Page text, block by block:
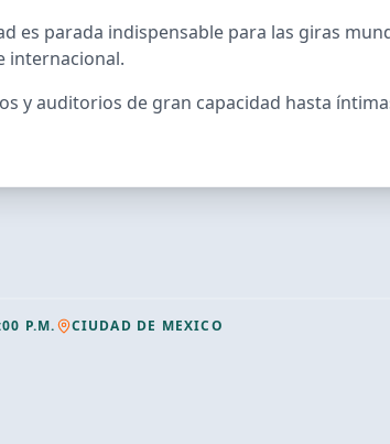
es parada indispensable para las giras
internacional.
y auditorios de gran capacidad hasta
P.M. CIUDAD DE MEXICO